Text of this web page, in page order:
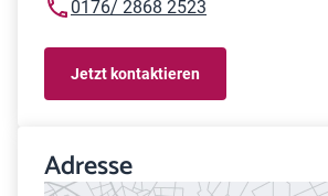
0176/ 2868 2523
Jetzt kontaktieren
Adresse